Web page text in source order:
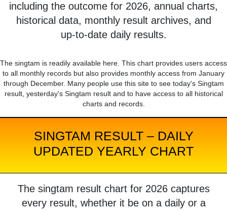
including the outcome for 2026, annual charts,
historical data, monthly result archives, and
up-to-date daily results.
The singtam is readily available here. This chart provides users access
to all monthly records but also provides monthly access from January
through December. Many people use this site to see today's Singtam
result, yesterday's Singtam result and to have access to all historical
charts and records.
SINGTAM RESULT – DAILY
UPDATED YEARLY CHART
The singtam result chart for 2026 captures
every result, whether it be on a daily or a